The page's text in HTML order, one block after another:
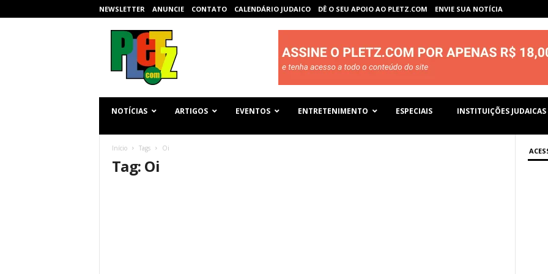
NEWSLETTER ANUNCIE CONTATO CALENDÁRIO JUDAICO DÊ O SEU APOIO AO PLETZ.COM ENVIE SUA NOTÍCIA
NOTÍCIAS ARTIGOS EVENTOS ENTRETENIMENTO ESPECIAIS INSTITUIÇÕES JUDAICAS
Início Tags Oi
Tag: Oi